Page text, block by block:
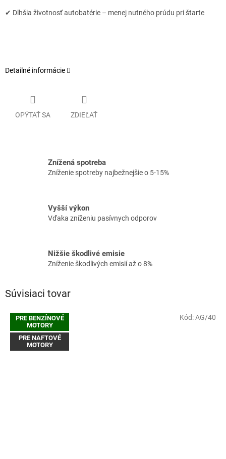
✔ Dlhšia životnosť autobatérie – menej nutného prúdu pri štarte
Detailné informácie
OPÝTAŤ SA ZDIEĽAŤ
Znížená spotreba
Zníženie spotreby najbežnejšie o 5-15%
Vyšší výkon
Vďaka zníženiu pasívnych odporov
Nižšie škodlivé emisie
Zníženie škodlivých emisií až o 8%
Súvisiaci tovar
PRE BENZÍNOVÉ
MOTORY
PRE NAFTOVÉ
MOTORY
Kód:AG/40